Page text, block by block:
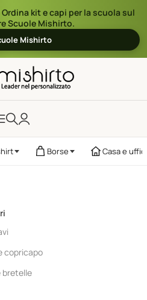
Ordina kit e capi per la scuola sul
Scuole Mishirto.
Mishirto
Borse Casa e
copricapo
bretelle